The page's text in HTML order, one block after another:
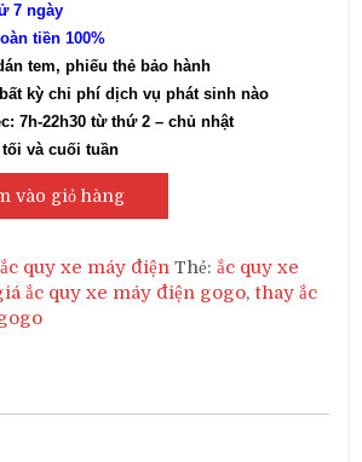
7 ngày
tiền 100%
tem, phiếu thẻ bảo hành
kỳ chi phí dịch vụ phát sinh nào
7h-22h30 từ thứ 2 – chủ nhật
và cuối tuần
vào giỏ hàng
quy xe máy điện Thẻ:ắc quy xe
ắc quy xe máy điện gogo,thay ắc